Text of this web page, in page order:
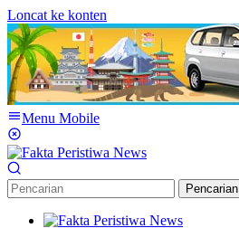
Loncat ke konten
Menu Mobile
Pencarian